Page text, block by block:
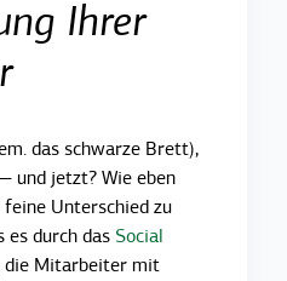
Ihrer
das schwarze Brett),
und jetzt? Wie eben
Unterschied zu
es durch das Social
die Mitarbeiter mit